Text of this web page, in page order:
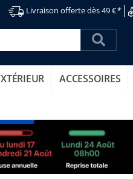
Livraison offerte dès 49 €*
ACCESSOIRES